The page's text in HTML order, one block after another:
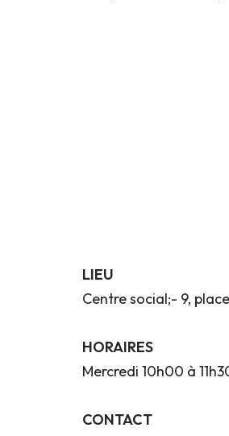
LIEU
Centre social;- 9,
HORAIRES
Mercredi 10h00 à
CONTACT